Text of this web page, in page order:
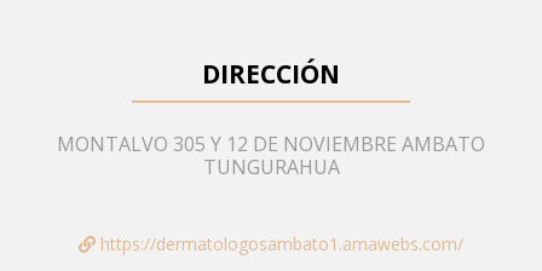
DIRECCIÓN
MONTALVO 305 Y 12 DE NOVIEMBRE AMBATO
TUNGURAHUA
https://dermatologosambato1.amawebs.com/